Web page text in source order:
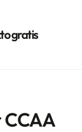
gratis